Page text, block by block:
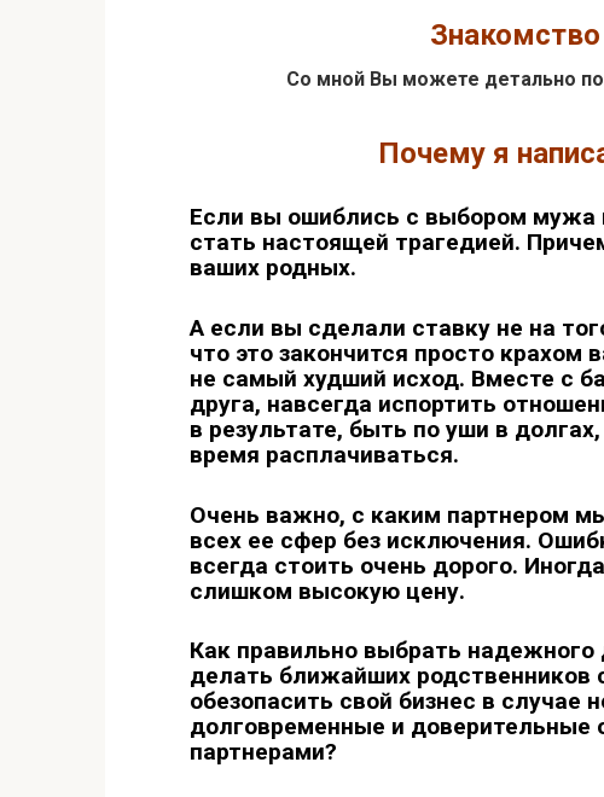
Со мной Вы можете детально
Почему я
Если вы ошиблись с выбором
стать настоящей трагедией.
ваших родных.
А если вы сделали ставку не на
что это закончится просто
не самый худший исход. Вместе с
друга, навсегда испортить
в результате, быть по уши в
время расплачиваться.
Очень важно, с каким партнером
всех ее сфер без исключения.
всегда стоить очень дорого.
слишком высокую цену.
Как правильно выбрать
делать ближайших родственников
обезопасить свой бизнес в случае
долговременные и
партнерами?